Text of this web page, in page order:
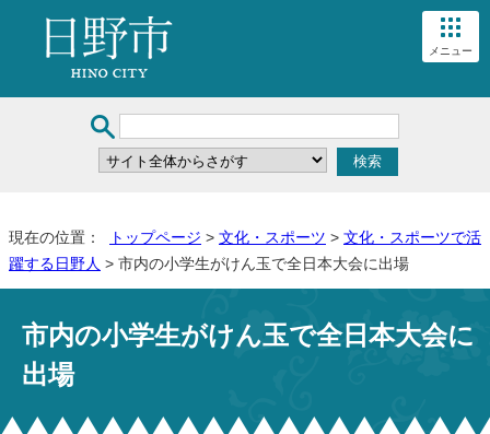
メニュー
現在の位置： トップページ > 文化・スポーツ > 文化・スポーツで活
躍する日野人 > 市内の小学生がけん玉で全日本大会に出場
市内の小学生がけん玉で全日本大会に
出場